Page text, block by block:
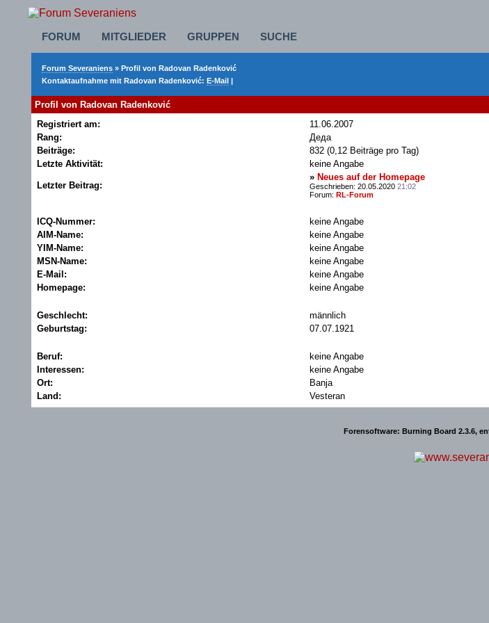
FORUM MITGLIEDER GRUPPEN SUCHE
Forum Severaniens » Profil von Radovan Radenković
Kontaktaufnahme mit Radovan Radenković: E-Mail |
Profil von Radovan Radenković
Registriert am:
11.06.2007
Rang:
Деда
Beiträge:
832 (0,12 Beiträge pro Tag)
Letzte Aktivität:
keine Angabe
Letzter Beitrag:
» Neues auf der Homepage
Geschrieben: 20.05.2020 21:02
Forum: RL-Forum
ICQ-Nummer:
keine Angabe
AIM-Name:
keine Angabe
YIM-Name:
keine Angabe
MSN-Name:
keine Angabe
E-Mail:
keine Angabe
Homepage:
keine Angabe
Geschlecht:
männlich
Geburtstag:
07.07.1921
Beruf:
keine Angabe
Interessen:
keine Angabe
Ort:
Banja
Land:
Vesteran
Forensoftware: Burning Board 2.3.6,